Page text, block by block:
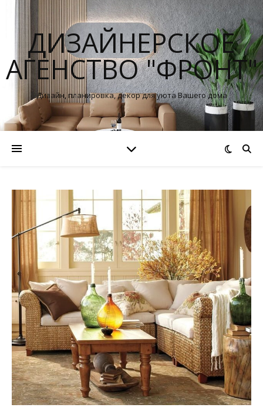
ДИЗАЙНЕРСКОЕ
АГЕНСТВО "ФРОНТ"
Дизайн, планировка, декор для уюта Вашего дома